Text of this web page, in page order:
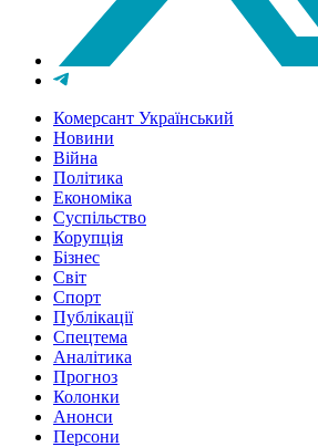
Комерсант Український
Новини
Війна
Політика
Економіка
Суспільство
Корупція
Бізнес
Світ
Спорт
Публікації
Спецтема
Аналітика
Прогноз
Колонки
Анонси
Персони